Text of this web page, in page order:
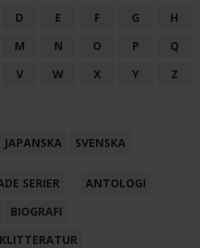
D E F G
H
M N O P
Q
V W X Y
Z
JAPANSKA SVENSKA
SERIER
ANTOLOGI
BIOGRAFI